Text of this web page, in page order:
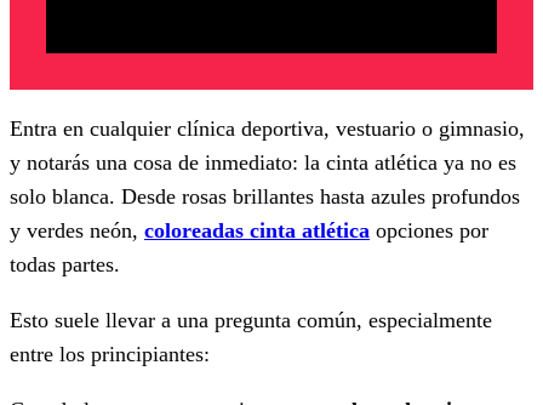
Entra en cualquier clínica deportiva, vestuario o gimnasio,
y notarás una cosa de inmediato: la cinta atlética ya no es
solo blanca. Desde rosas brillantes hasta azules profundos
y verdes neón, coloreadas cinta atlética opciones por
todas partes.
Esto suele llevar a una pregunta común, especialmente
entre los principiantes: